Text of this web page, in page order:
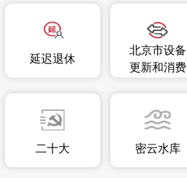
延迟退休
北京市设备
更新和消费
二十大 密云水库